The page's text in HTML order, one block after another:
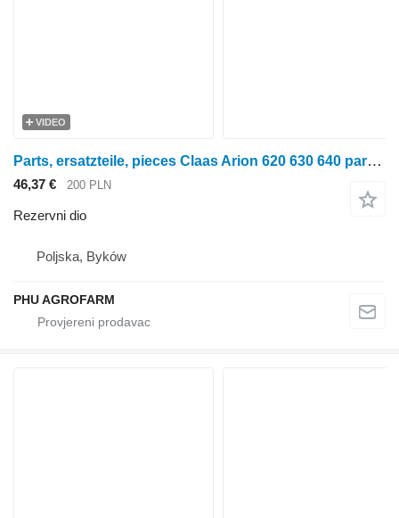
VIDEO
Parts, ersatzteile, pieces Claas Arion 620 630 640 parts, ersatzteile, pieces za Claas Arion 620 630 640 traktora točkaša
46,37 € 200 PLN
Rezervni dio
Poljska, Byków
PHU AGROFARM